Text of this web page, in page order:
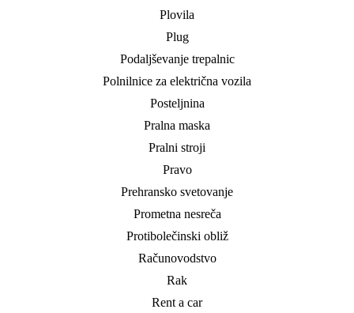
Plovila
Plug
Podaljševanje trepalnic
Polnilnice za električna vozila
Posteljnina
Pralna maska
Pralni stroji
Pravo
Prehransko svetovanje
Prometna nesreča
Protibolečinski obliž
Računovodstvo
Rak
Rent a car